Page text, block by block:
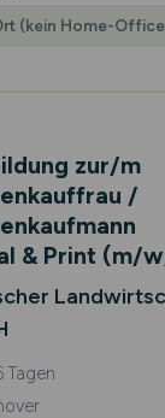
(kein Home-
zur/m
/
& Print (m/
Tagen